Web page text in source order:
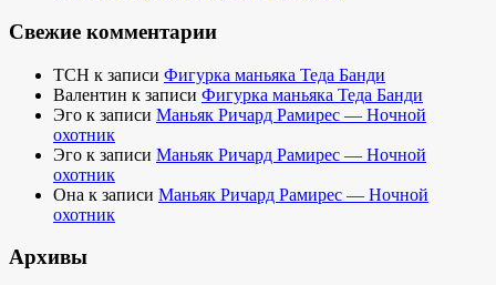
Свежие комментарии
TCH к записи Фигурка маньяка Теда Банди
Валентин к записи Фигурка маньяка Теда Банди
Эго к записи Маньяк Ричард Рамирес — Ночной
охотник
Эго к записи Маньяк Ричард Рамирес — Ночной
охотник
Она к записи Маньяк Ричард Рамирес — Ночной
охотник
Архивы